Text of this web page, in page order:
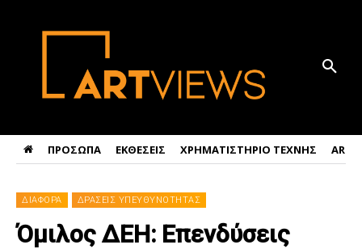
ΠΡΟΣΩΠΑ ΕΚΘΕΣΕΙΣ ΧΡΗΜΑΤΙΣΤΗΡΙΟ ΤΕΧΝΗΣ ART
ΔΙΑΦΟΡΑ ΔΡΑΣΕΙΣ ΥΠΕΥΘΥΝΟΤΗΤΑΣ
Όμιλος ΔΕΗ: Επενδύσεις